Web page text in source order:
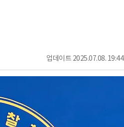
업데이트 2025.07.08. 19:44